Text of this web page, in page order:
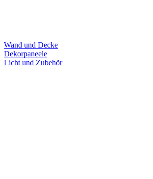
Wand und Decke
Dekorpaneele
Licht und Zubehör